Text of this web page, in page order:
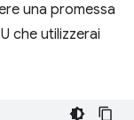
una promessa
che utilizzerai